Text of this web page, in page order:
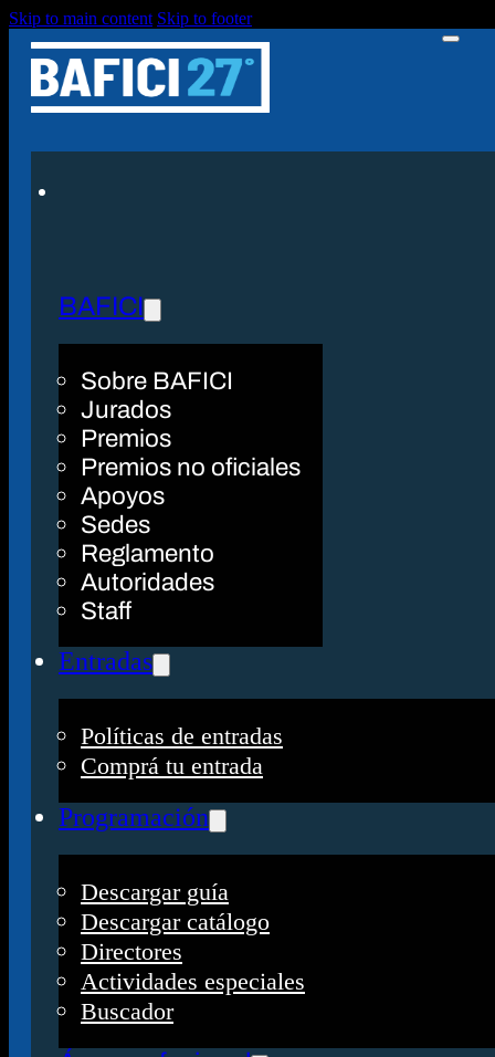
Skip to main content Skip to footer
BAFICI
Sobre BAFICI
Jurados
Premios
Premios no oficiales
Apoyos
Sedes
Reglamento
Autoridades
Staff
Entradas
Políticas de entradas
Comprá tu entrada
Programación
Descargar guía
Descargar catálogo
Directores
Actividades especiales
Buscador